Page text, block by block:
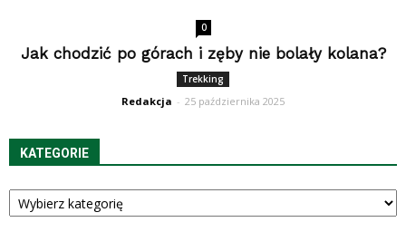
0
Jak chodzić po górach i zęby nie bolały kolana?
Trekking
Redakcja - 25 października 2025
KATEGORIE
Kategorie